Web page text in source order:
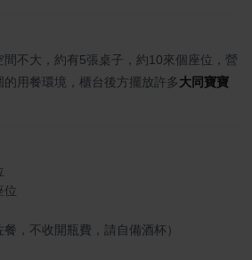
間不大，約有5張桌子，約10來個座位，營
的用餐環境，櫃台後方擺放許多大同寶寶
位
，不收開瓶費，請自備酒杯）